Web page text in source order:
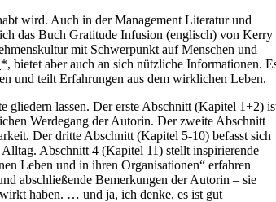
wird. Auch in der Management Literatur und
das Buch Gratitude Infusion (englisch) von Kerry
mit Schwerpunkt auf Menschen und
*, bietet aber auch an sich nützliche Informationen.
und teilt Erfahrungen aus dem wirklichen Leben.
gliedern lassen. Der erste Abschnitt (Kapitel 1+2)
Werdegang der Autorin. Der zweite Abschnitt
Der dritte Abschnitt (Kapitel 5-10) befasst sich
Abschnitt 4 (Kapitel 11) stellt inspirierende
Leben und in ihren Organisationen“ erfahren
abschließende Bemerkungen der Autorin – sie
haben. … und ja, ich denke, es ist gut